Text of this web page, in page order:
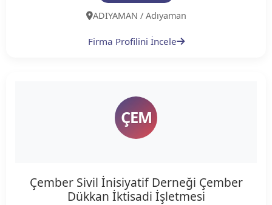
ADIYAMAN / Adıyaman
Firma Profilini İncele
ÇEM
Çember Sivil İnisiyatif Derneği Çember
Dükkan İktisadi İşletmesi